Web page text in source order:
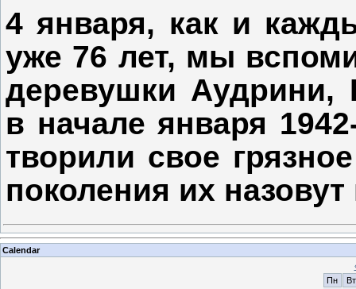
4 января, как и
уже 76 лет, мы
деревушки Аудрини,
в начале января
творили свое
поколения их
Calendar
Пн
Вт